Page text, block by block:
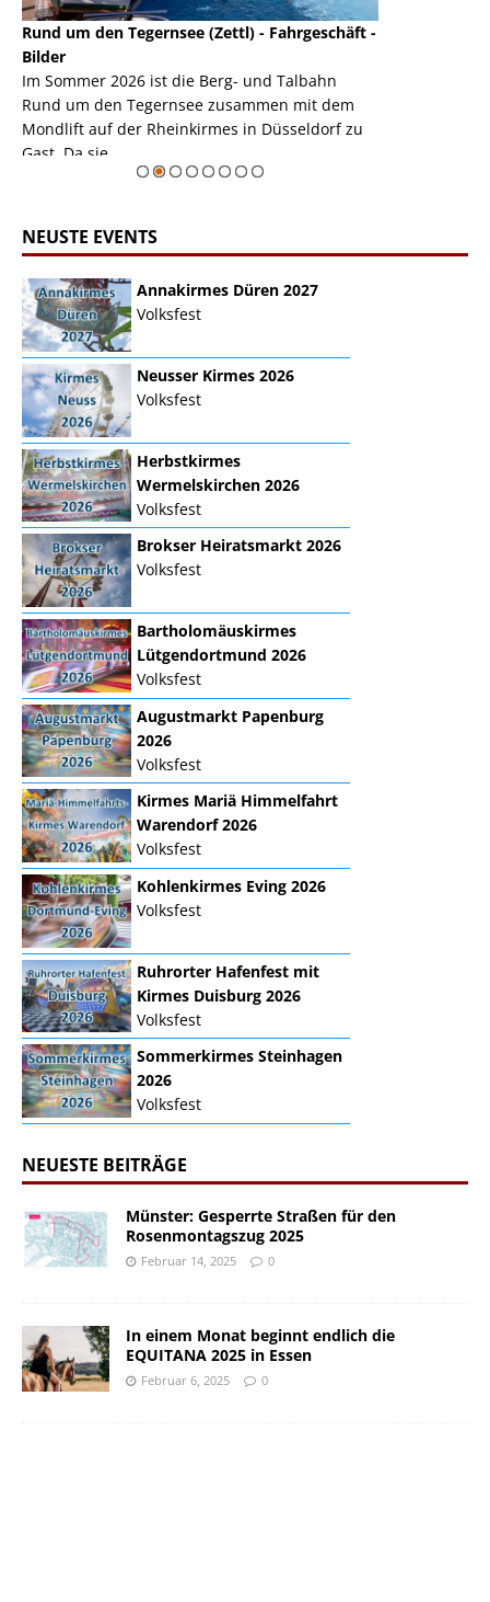
Rund um den Tegernsee (Zettl) - Fahrgeschäft -
Bilder
Im Sommer 2026 ist die Berg- und Talbahn
Rund um den Tegernsee zusammen mit dem
Mondlift auf der Rheinkirmes in Düsseldorf zu
Gast. Da sie ...
NEUSTE EVENTS
Annakirmes Düren 2027
Volksfest
Neusser Kirmes 2026
Volksfest
Herbstkirmes
Wermelskirchen 2026
Volksfest
Brokser Heiratsmarkt 2026
Volksfest
Bartholomäuskirmes
Lütgendortmund 2026
Volksfest
Augustmarkt Papenburg
2026
Volksfest
Kirmes Mariä Himmelfahrt
Warendorf 2026
Volksfest
Kohlenkirmes Eving 2026
Volksfest
Ruhrorter Hafenfest mit
Kirmes Duisburg 2026
Volksfest
Sommerkirmes Steinhagen
2026
Volksfest
NEUESTE BEITRÄGE
Münster: Gesperrte Straßen für den
Rosenmontagszug 2025
Februar 14, 2025 0
In einem Monat beginnt endlich die
EQUITANA 2025 in Essen
Februar 6, 2025 0